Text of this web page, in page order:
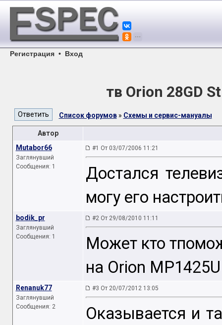
Регистрация • Вход
тв Orion 28GD
Список форумов» Схемы и сервис-мануалы
Автор
Mutabor66
Заглянувший
Сообщения: 1
#1 От 03/07/2006 11:21
Достался
могу его
bodik_pr
Заглянувший
Сообщения: 1
#2 От 29/08/2010 11:11
Может кто
на Orion MP1425U
Renanuk77
Заглянувший
Сообщения: 2
#3 От 20/07/2012 13:05
Оказывается и